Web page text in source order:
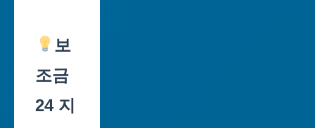
보
조금
24 지